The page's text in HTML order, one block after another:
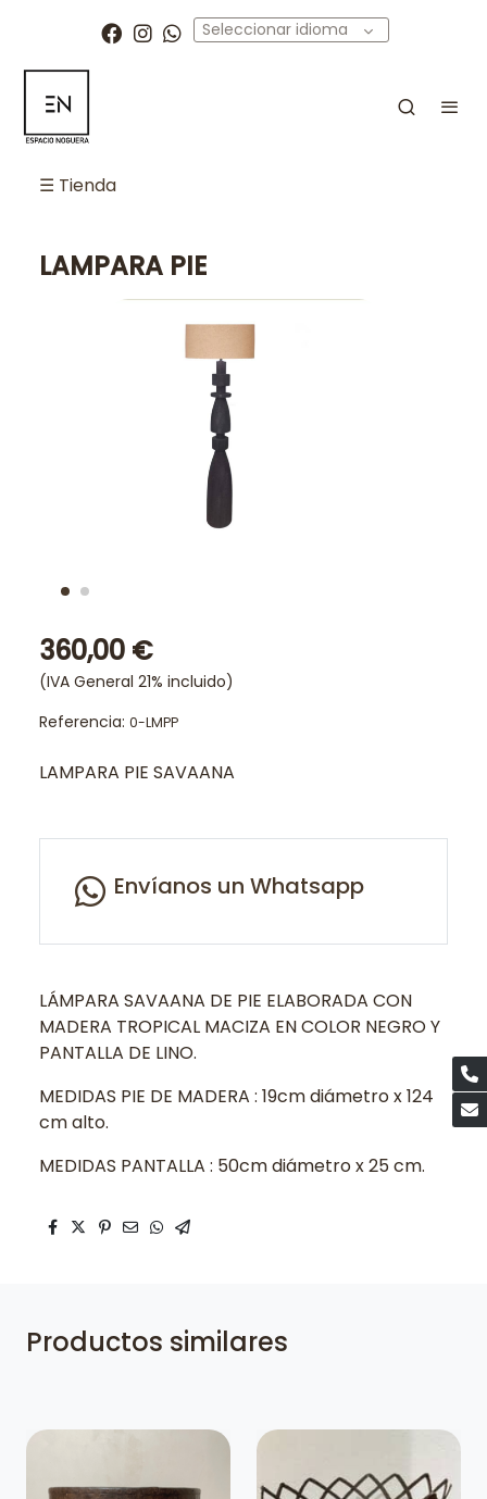
Seleccionar idioma
☰ Tienda
LAMPARA PIE
360,00 €
(IVA General 21% incluido)
Referencia: 0-LMPP
LAMPARA PIE SAVAANA
Envíanos un Whatsapp
LÁMPARA SAVAANA DE PIE ELABORADA CON
MADERA TROPICAL MACIZA EN COLOR NEGRO Y
PANTALLA DE LINO.
MEDIDAS PIE DE MADERA : 19cm diámetro x 124
cm alto.
MEDIDAS PANTALLA : 50cm diámetro x 25 cm.
Productos similares